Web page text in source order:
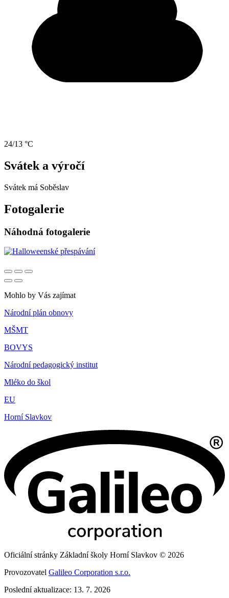
24/13 °C
Svátek a výročí
Svátek má Soběslav
Fotogalerie
Náhodná fotogalerie
Mohlo by Vás zajímat
Národní plán obnovy
MŠMT
BOVYS
Národní pedagogický institut
Mléko do škol
EU
Horní Slavkov
Oficiální stránky Základní školy Horní Slavkov © 2026
Provozovatel Galileo Corporation s.r.o.
Poslední aktualizace: 13. 7. 2026